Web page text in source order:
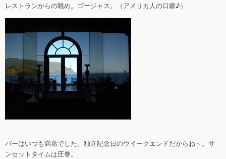
レストランからの眺め。ゴージャス。（アメリカ人の口癖♪）
バーはいつも満席でした。独立記念日のウイークエンドだからね～。サ
ンセットタイムは圧巻。